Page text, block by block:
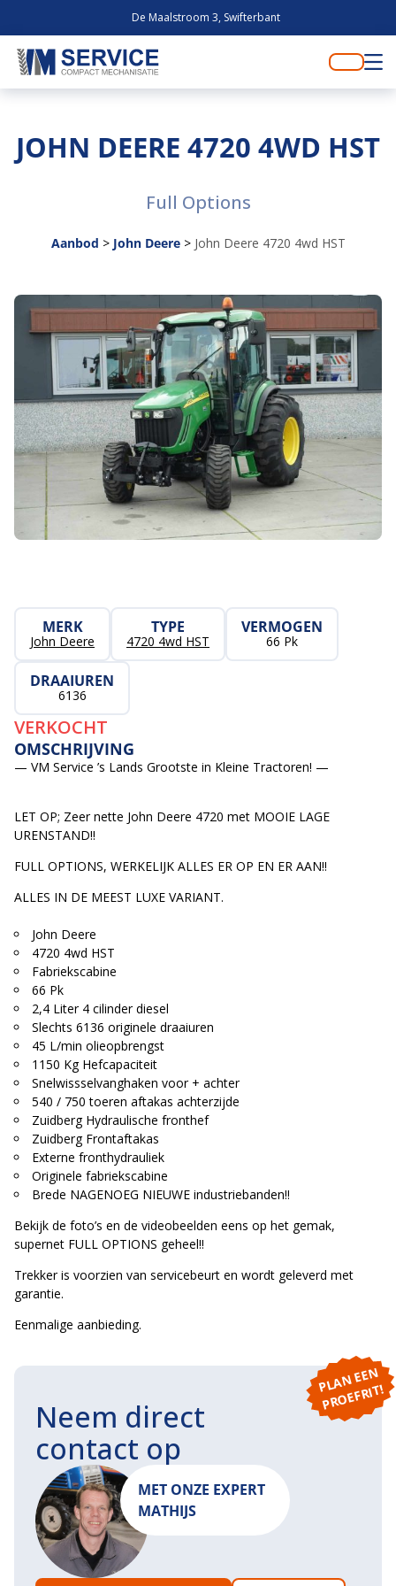
De Maalstroom 3, Swifterbant
JOHN DEERE 4720 4WD HST
Full Options
Aanbod > John Deere> John Deere 4720 4wd HST
MERK
John Deere
TYPE
4720 4wd HST
VERMOGEN
66 Pk
DRAAIUREN
6136
VERKOCHT
OMSCHRIJVING
— VM Service ’s Lands Grootste in Kleine Tractoren! —
LET OP; Zeer nette John Deere 4720 met MOOIE LAGE
URENSTAND!!
FULL OPTIONS, WERKELIJK ALLES ER OP EN ER AAN!!
ALLES IN DE MEEST LUXE VARIANT.
John Deere
4720 4wd HST
Fabriekscabine
66 Pk
2,4 Liter 4 cilinder diesel
Slechts 6136 originele draaiuren
45 L/min olieopbrengst
1150 Kg Hefcapaciteit
Snelwissselvanghaken voor + achter
540 / 750 toeren aftakas achterzijde
Zuidberg Hydraulische fronthef
Zuidberg Frontaftakas
Externe fronthydrauliek
Originele fabriekscabine
Brede NAGENOEG NIEUWE industriebanden!!
Bekijk de foto’s en de videobeelden eens op het gemak,
supernet FULL OPTIONS geheel!!
Trekker is voorzien van servicebeurt en wordt geleverd met
garantie.
Eenmalige aanbieding.
P
L
A
N
E
E
N
P
R
O
E
F
RI
T!
Neem direct
contact op
MET ONZE EXPERT
MATHIJS